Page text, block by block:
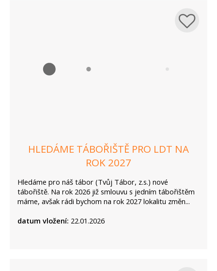
HLEDÁME TÁBOŘIŠTĚ PRO LDT NA
ROK 2027
Hledáme pro náš tábor (Tvůj Tábor, z.s.) nové
tábořiště. Na rok 2026 již smlouvu s jedním tábořištěm
máme, avšak rádi bychom na rok 2027 lokalitu změn...
datum vložení: 22.01.2026